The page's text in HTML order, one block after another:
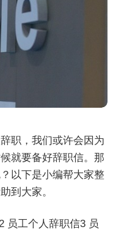
职，我们或许会因为
就要备好辞职信。那
以下是小编帮大家整
到大家。
员工个人辞职信3 员